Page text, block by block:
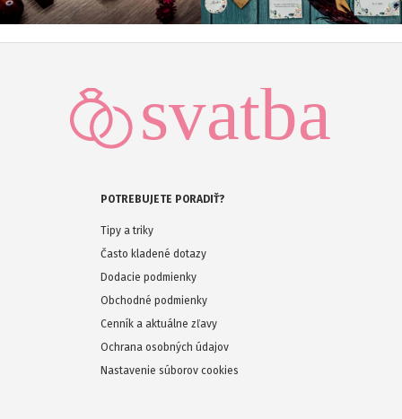
POTREBUJETE PORADIŤ?
Tipy a triky
Často kladené dotazy
Dodacie podmienky
Obchodné podmienky
Cenník a aktuálne zľavy
Ochrana osobných údajov
Nastavenie súborov cookies